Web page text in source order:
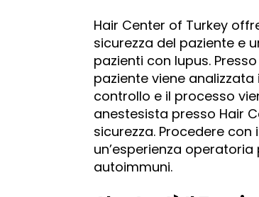
Hair Center of Turkey
sicurezza del paziente e
pazienti con lupus.
paziente viene
controllo e il processo
anestesista presso Hair
sicurezza. Procedere
un’esperienza
autoimmuni.